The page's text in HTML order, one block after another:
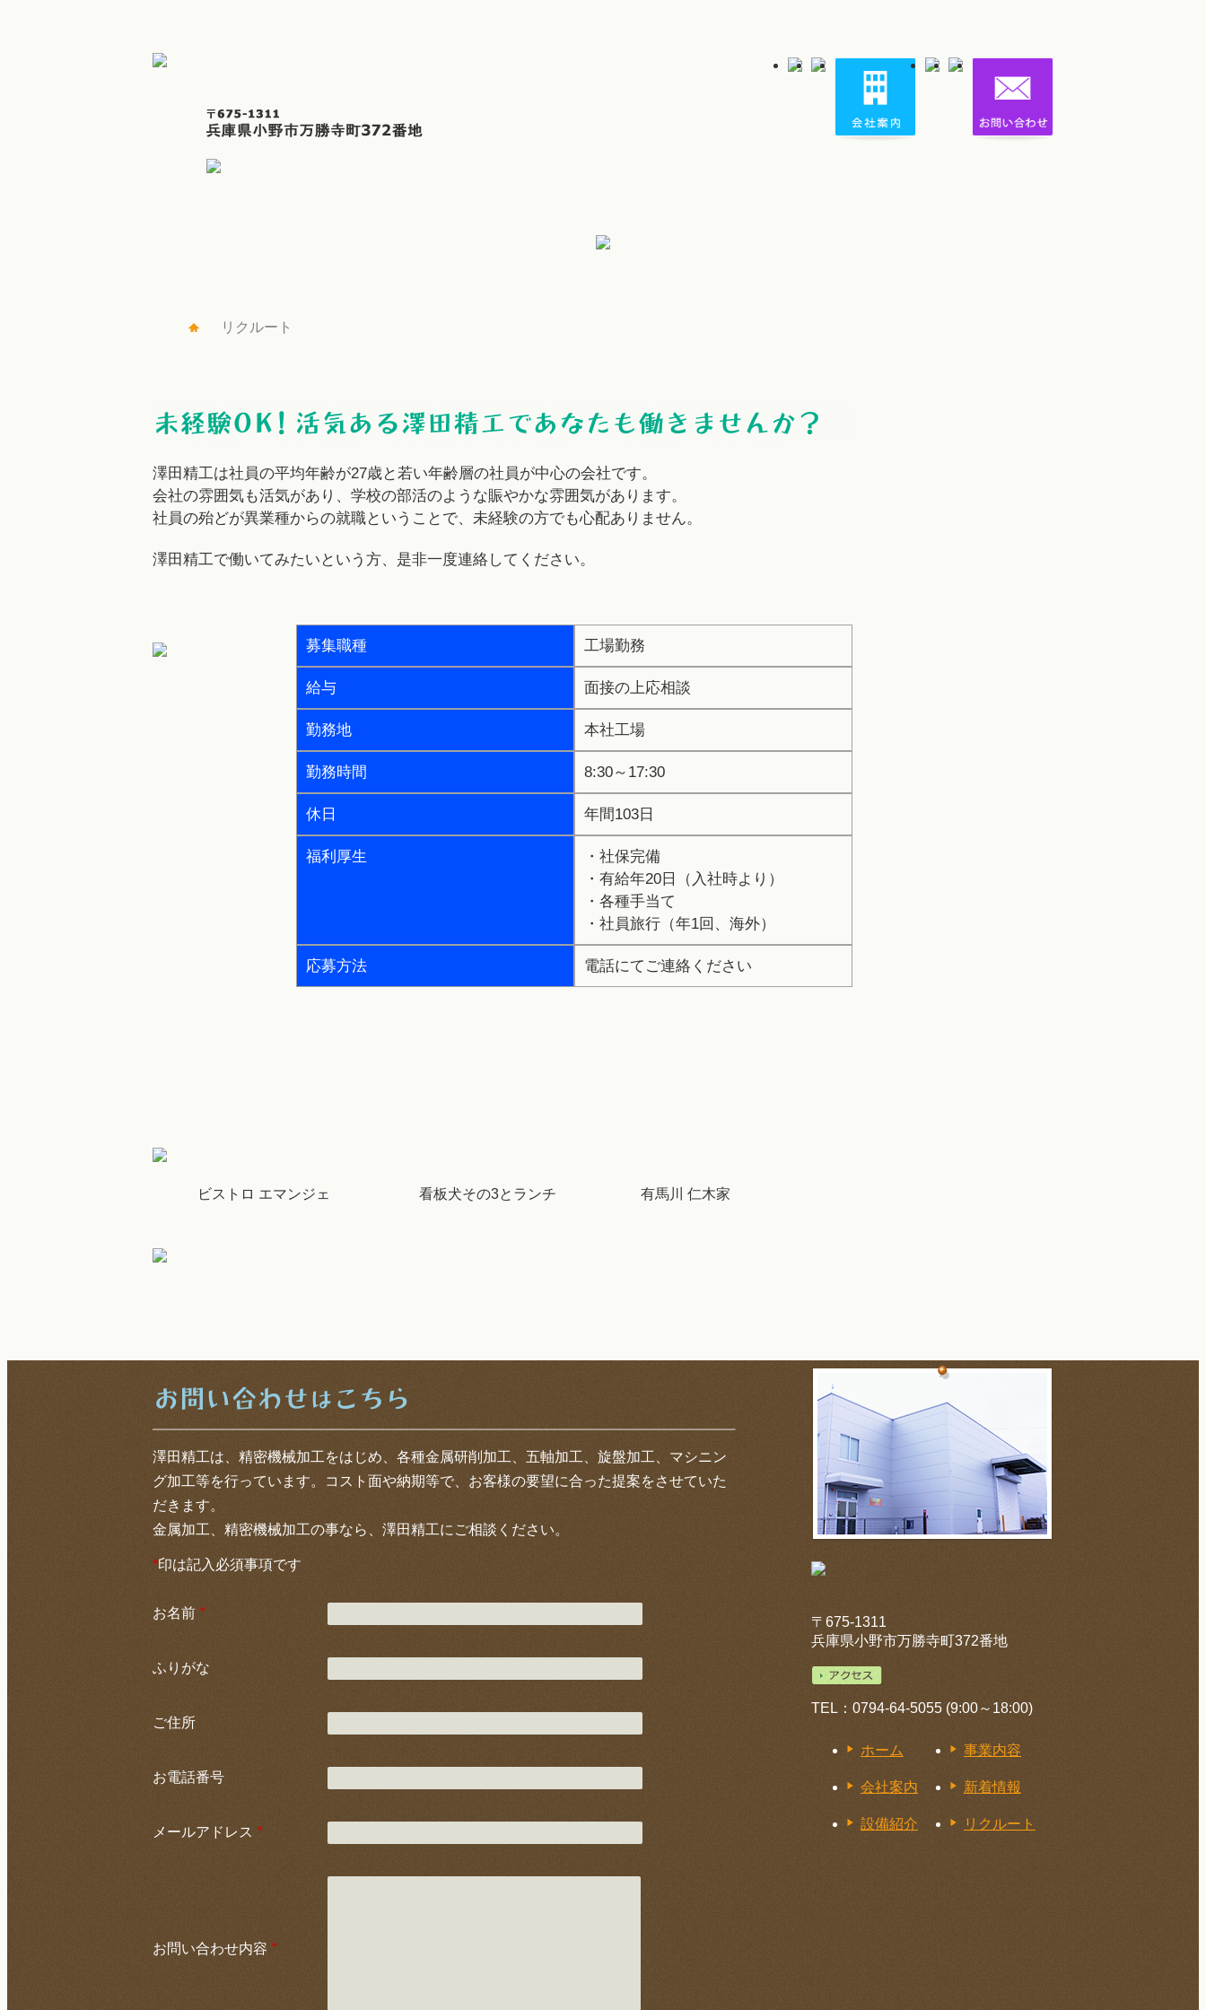
リクルート
澤田精工は社員の平均年齢が27歳と若い年齢層の社員が中心の会社です。
会社の雰囲気も活気があり、学校の部活のような賑やかな雰囲気があります。
社員の殆どが異業種からの就職ということで、未経験の方でも心配ありません。
澤田精工で働いてみたいという方、是非一度連絡してください。
募集職種 工場勤務
給与 面接の上応相談
勤務地 本社工場
勤務時間 8:30～17:30
休日 年間103日
福利厚生
・社保完備
・有給年20日（入社時より）
・各種手当て
・社員旅行（年1回、海外）
応募方法 電話にてご連絡ください
ビストロ エマンジェ 看板犬その3とランチ 有馬川 仁木家
澤田精工は、精密機械加工をはじめ、各種金属研削加工、五軸加工、旋盤加工、マシニン
グ加工等を行っています。コスト面や納期等で、お客様の要望に合った提案をさせていた
だきます。
金属加工、精密機械加工の事なら、澤田精工にご相談ください。
*印は記入必須事項です
お名前 *
ふりがな
ご住所
お電話番号
メールアドレス *
お問い合わせ内容 *
〒675-1311
兵庫県小野市万勝寺町372番地
TEL：0794-64-5055 (9:00～18:00)
ホーム 事業内容
会社案内 新着情報
設備紹介 リクルート